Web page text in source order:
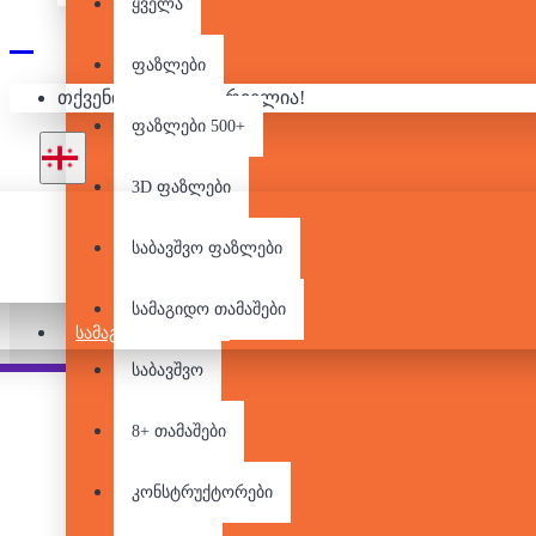
ᲡᲐᲛᲐᲒᲘᲓᲝ ᲗᲐᲛᲐᲨᲔᲑᲘ
ყველა
ფაზლები
ფაზლები 500+
3D ფაზლები
საბავშვო ფაზლები
სამაგიდო თამაშები
საბავშვო
8+ თამაშები
კონსტრუქტორები
თქვენი კალათა ცარიელია! ᲚᲔᲒᲝ -
Pair it With